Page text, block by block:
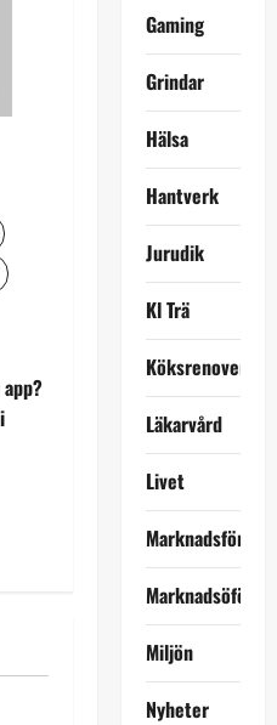
Gaming
Grindar
Hälsa
Hantverk
Jurudik
Kl Trä
Köksrenovering
Läkarvård
Livet
Marknadsföring
Marknadsöföring
Miljön
Nyheter